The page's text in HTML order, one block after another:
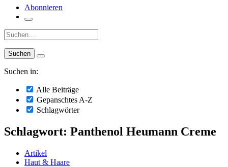
Abonnieren
Suche:
Suchen in:
Alle Beiträge
Gepanschtes A-Z
Schlagwörter
Schlagwort: Panthenol Heumann Creme
Artikel
Haut & Haare